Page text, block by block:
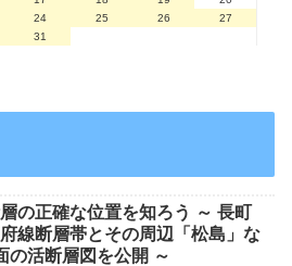
24 25 26
27
31
の正確な位置を知ろう ～ 長町
府線断層帯とその周辺「松島」な
の活断層図を公開 ～